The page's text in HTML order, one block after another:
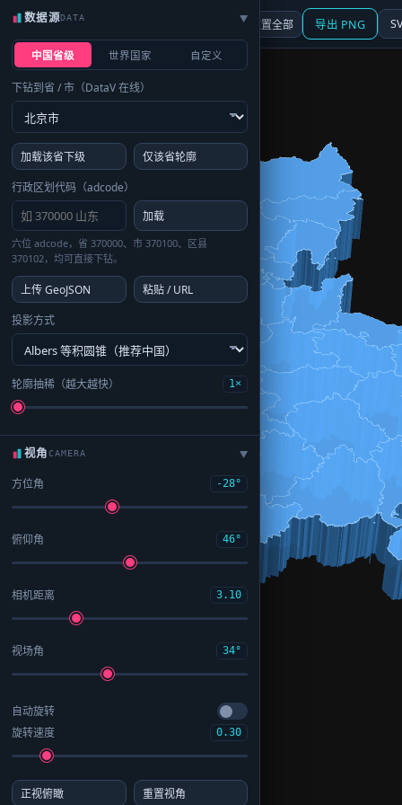
☰ 面板 地图 重置全部 导出 PNG
数据源DATA ▶
中国省级 世界国家 自定义
下钻到省 / 市（DataV 在线）
加载该省下级
仅该省轮廓
行政区划代码（adcode）
加载
六位 adcode，省 370000、市 370100、区县
370102，均可直接下钻。
上传 GeoJSON
粘贴 / URL
投影方式
轮廓抽稀（越大越快） 1×
视角CAMERA ▶
方位角 -28°
俯仰角 46°
相机距离 3.10
视场角 34°
自动旋转
旋转速度
0.30
正视俯瞰 重置视角